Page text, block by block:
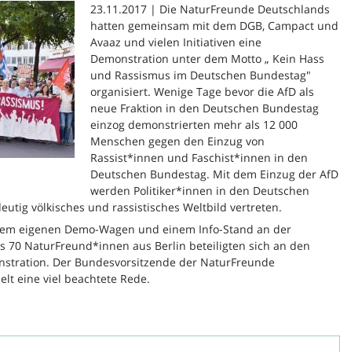
23.11.2017 | Die NaturFreunde Deutschlands
hatten gemeinsam mit dem DGB, Campact und
Avaaz und vielen Initiativen eine
Demonstration unter dem Motto „ Kein Hass
und Rassismus im Deutschen Bundestag"
organisiert. Wenige Tage bevor die AfD als
neue Fraktion in den Deutschen Bundestag
einzog demonstrierten mehr als 12 000
Menschen gegen den Einzug von
Rassist*innen und Faschist*innen in den
Deutschen Bundestag. Mit dem Einzug der AfD
werden Politiker*innen in den Deutschen
völkisches und rassistisches Weltbild vertreten.
eigenen Demo-Wagen und einem Info-Stand an der
70 NaturFreund*innen aus Berlin beteiligten sich an den
Der Bundesvorsitzende der NaturFreunde
eine viel beachtete Rede.